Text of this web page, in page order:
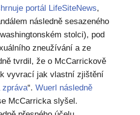
portál LifeSiteNews,
následně sesazeného
stolci), pod
zneužívání a ze
tvrdil, že o McCarrickově
vyvrací jak vlastní zjištění
zpráva“.Wuerl následně
McCarricka slyšel.